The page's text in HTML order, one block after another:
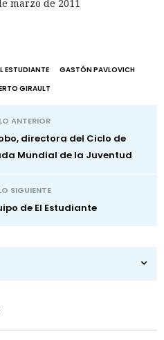
marzo de 2011
ESTUDIANTE
GASTÓN PAVLOVICH
GIRAULT
ANTERIOR
directora del Ciclo de
Mundial de la Juventud
SIGUIENTE
de El Estudiante